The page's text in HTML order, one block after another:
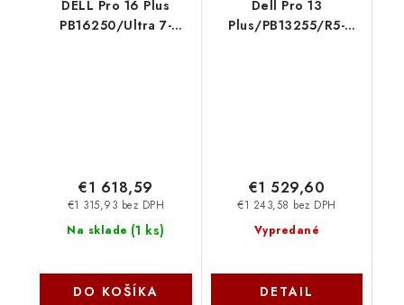
DELL Pro 16 Plus
PB16250/Ultra 7-
Na sklade (1 ks)
€1 315,93 bez DPH
€1 618,59
DO KOŠÍKA
Dell Pro 13
Plus/PB13255/R5-
Vypredané
€1 243,58 bez DPH
€1 529,60
DETAIL